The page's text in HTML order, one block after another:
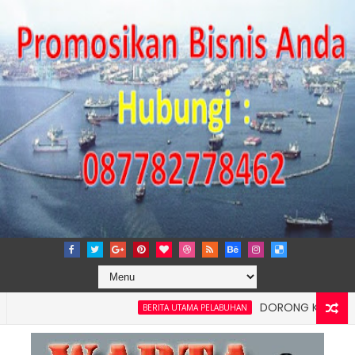
BERITA UTAMA PELABUHAN
DORONG KEMANDIRIAN
Kelancaran Logistik, IPC TPK Siap Operasikan Alat